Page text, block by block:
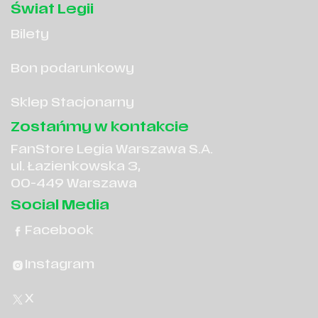
Świat Legii
Bilety
Bon podarunkowy
Sklep Stacjonarny
Zostańmy w kontakcie
FanStore Legia Warszawa S.A.
ul. Łazienkowska 3,
00-449 Warszawa
Social Media
Facebook
Instagram
X